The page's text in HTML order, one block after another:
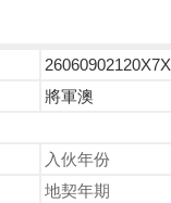
26060902120X7X
將軍澳
入伙年份
地契年期